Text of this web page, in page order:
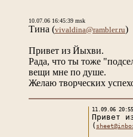
10.07.06 16:45:39 msk
Тинa (vivaldina@rambler.ru)
Привет из Йыхви.
Рада, что ты тоже
вещи мне по душе.
Желаю творческих
11.09.06
Привет
(